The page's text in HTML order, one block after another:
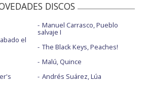
DISCOS
el
Manuel Carrasco, Pueblo
salvaje I
The Black Keys, Peaches!
Malú, Quince
Andrés Suárez, Lúa